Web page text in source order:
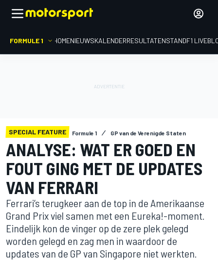
FORMULE 1 HOMENIEUWSKALENDERRESULTATENSTANDF1
SPECIAL FEATURE Formule 1 GP van de Verenigde Staten
ANALYSE: WAT ER GOED EN
FOUT GING MET DE UPDATES
VAN FERRARI
Ferrari’s terugkeer aan de top in de Amerikaanse
Grand Prix viel samen met een Eureka!-moment.
Eindelijk kon de vinger op de zere plek gelegd
worden gelegd en zag men in waardoor de
updates van de GP van Singapore niet werkten.